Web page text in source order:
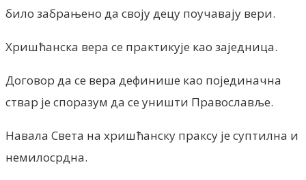
било забрањено да своју децу поучавају вери.
Хришћанска вера се практикује као заједница.
Договор да се вера дефинише као појединачна
ствар је споразум да се уништи Православље.
Навала Света на хришћанску праксу је суптилна и
немилосрдна.